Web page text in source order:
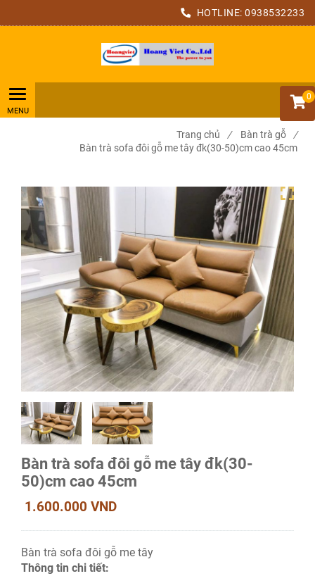
HOTLINE: 0938532233
0
Trang chủ / Bàn trà gỗ
/
Bàn trà sofa đôi gỗ me tây đk(30-50)cm cao 45cm
Bàn trà sofa đôi gỗ me tây đk(30-
50)cm cao 45cm
1.600.000 VND
Bàn trà sofa đôi gỗ me tây
Thông tin chi tiết: